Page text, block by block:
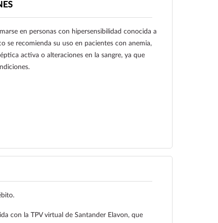
en personas con hipersensibilidad conocida a
se recomienda su uso en pacientes con anemia,
activa o alteraciones en la sangre, ya que
con la TPV virtual de Santander Elavon, que